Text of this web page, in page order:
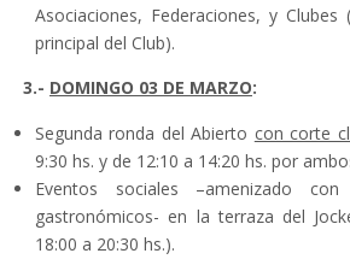
Asociaciones, Federaciones, y
principal del Club).
3.- DOMINGO 03 DE MARZO:
Segunda ronda del Abierto con corte
9:30 hs. y de 12:10 a 14:20 hs. por
Eventos sociales –amenizado
gastronómicos- en la terraza del
18:00 a 20:30 hs.).